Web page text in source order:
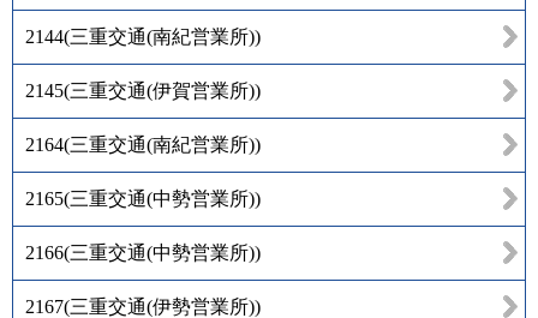
2144(三重交通(南紀営業所))
2145(三重交通(伊賀営業所))
2164(三重交通(南紀営業所))
2165(三重交通(中勢営業所))
2166(三重交通(中勢営業所))
2167(三重交通(伊勢営業所))